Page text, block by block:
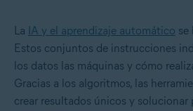
La IA y el aprendizaje automático se
Estos conjuntos de instrucciones
los datos las máquinas y cómo
Gracias a los algoritmos, las
crear resultados únicos y solucionar